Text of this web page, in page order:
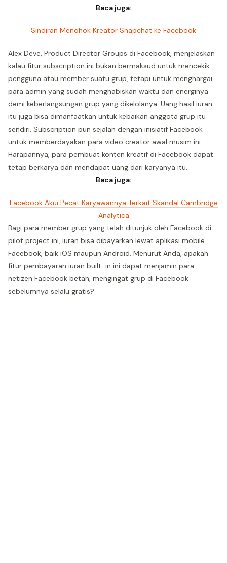
Baca juga:
Sindiran Menohok Kreator Snapchat ke Facebook
Alex Deve, Product Director Groups di Facebook, menjelaskan
kalau fitur subscription ini bukan bermaksud untuk mencekik
pengguna atau member suatu grup, tetapi untuk menghargai
para admin yang sudah menghabiskan waktu dan energinya
demi keberlangsungan grup yang dikelolanya. Uang hasil iuran
itu juga bisa dimanfaatkan untuk kebaikan anggota grup itu
sendiri. Subscription pun sejalan dengan inisiatif Facebook
untuk memberdayakan para video creator awal musim ini.
Harapannya, para pembuat konten kreatif di Facebook dapat
tetap berkarya dan mendapat uang dari karyanya itu.
Baca juga:
Facebook Akui Pecat Karyawannya Terkait Skandal Cambridge
Analytica
Bagi para member grup yang telah ditunjuk oleh Facebook di
pilot project ini, iuran bisa dibayarkan lewat aplikasi mobile
Facebook, baik iOS maupun Android. Menurut Anda, apakah
fitur pembayaran iuran built-in ini dapat menjamin para
netizen Facebook betah, mengingat grup di Facebook
sebelumnya selalu gratis?